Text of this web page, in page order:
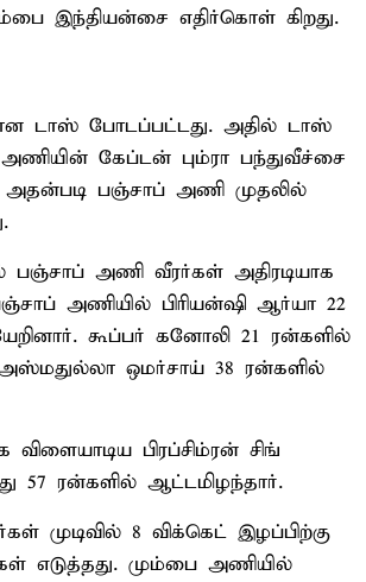
இந்தியன்சை எதிர்கொள் கிறது.
டாஸ் போடப்பட்டது. அதில் டாஸ்
கேப்டன் பும்ரா பந்துவீச்சை
அதன்படி பஞ்சாப் அணி முதலில்
அணி வீரர்கள் அதிரடியாக
அணியில் பிரியன்ஷி ஆர்யா 22
கூப்பர் கனோலி 21 ரன்களில்
அஸ்மதுல்லா ஒமர்சாய் 38 ரன்களில்
விளையாடிய பிரப்சிம்ரன் சிங்
57 ரன்களில் ஆட்டமிழந்தார்.
முடிவில் 8 விக்கெட் இழப்பிற்கு
எடுத்தது. மும்பை அணியில்